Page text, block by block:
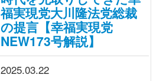
福実現党大川隆法党総裁
の提言【幸福実現党
NEW173号解説】
2025.03.22